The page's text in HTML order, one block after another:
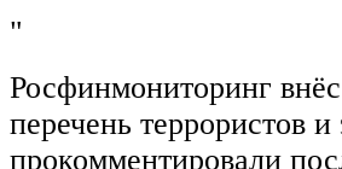
"
Росфинмониторинг
перечень террористов
прокомментировали